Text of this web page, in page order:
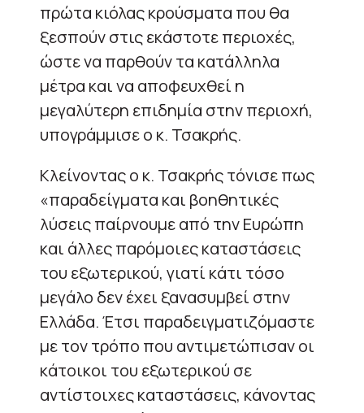
πρώτα κιόλας κρούσματα που θα
ξεσπούν στις εκάστοτε περιοχές,
ώστε να παρθούν τα κατάλληλα
μέτρα και να αποφευχθεί η
μεγαλύτερη επιδημία στην περιοχή,
υπογράμμισε ο κ. Τσακρής.
Κλείνοντας ο κ. Τσακρής τόνισε πως
«παραδείγματα και βοηθητικές
λύσεις παίρνουμε από την Ευρώπη
και άλλες παρόμοιες καταστάσεις
του εξωτερικού, γιατί κάτι τόσο
μεγάλο δεν έχει ξανασυμβεί στην
Ελλάδα. Έτσι παραδειγματιζόμαστε
με τον τρόπο που αντιμετώπισαν οι
κάτοικοι του εξωτερικού σε
αντίστοιχες καταστάσεις, κάνοντας